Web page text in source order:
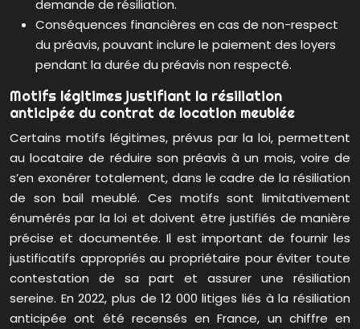
demande de résiliation.
Conséquences financières en cas de non-respect
du préavis, pouvant inclure le paiement des loyers
pendant la durée du préavis non respecté.
Motifs légitimes justifiant la résiliation
anticipée du contrat de location meublée
Certains motifs légitimes, prévus par la loi, permettent
au locataire de réduire son préavis à un mois, voire de
s’en exonérer totalement, dans le cadre de la résiliation
de son bail meublé. Ces motifs sont limitativement
énumérés par la loi et doivent être justifiés de manière
précise et documentée. Il est important de fournir les
justificatifs appropriés au propriétaire pour éviter toute
contestation de sa part et assurer une résiliation
sereine. En 2022, plus de 12 000 litiges liés à la résiliation
anticipée ont été recensés en France, un chiffre en